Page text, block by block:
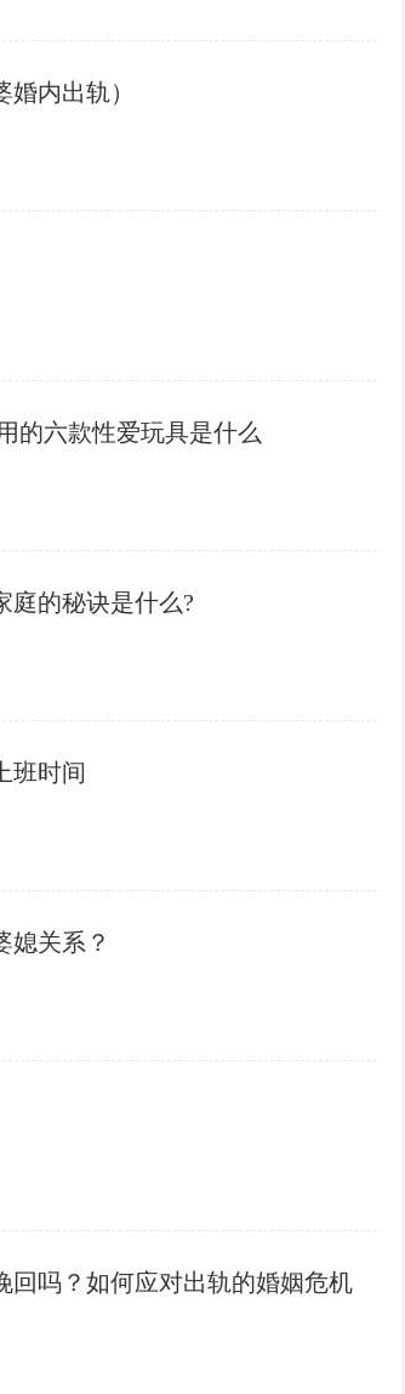
内出轨）
的六款性爱玩具是什么
庭的秘诀是什么?
班时间
媳关系？
回吗？如何应对出轨的婚姻危机